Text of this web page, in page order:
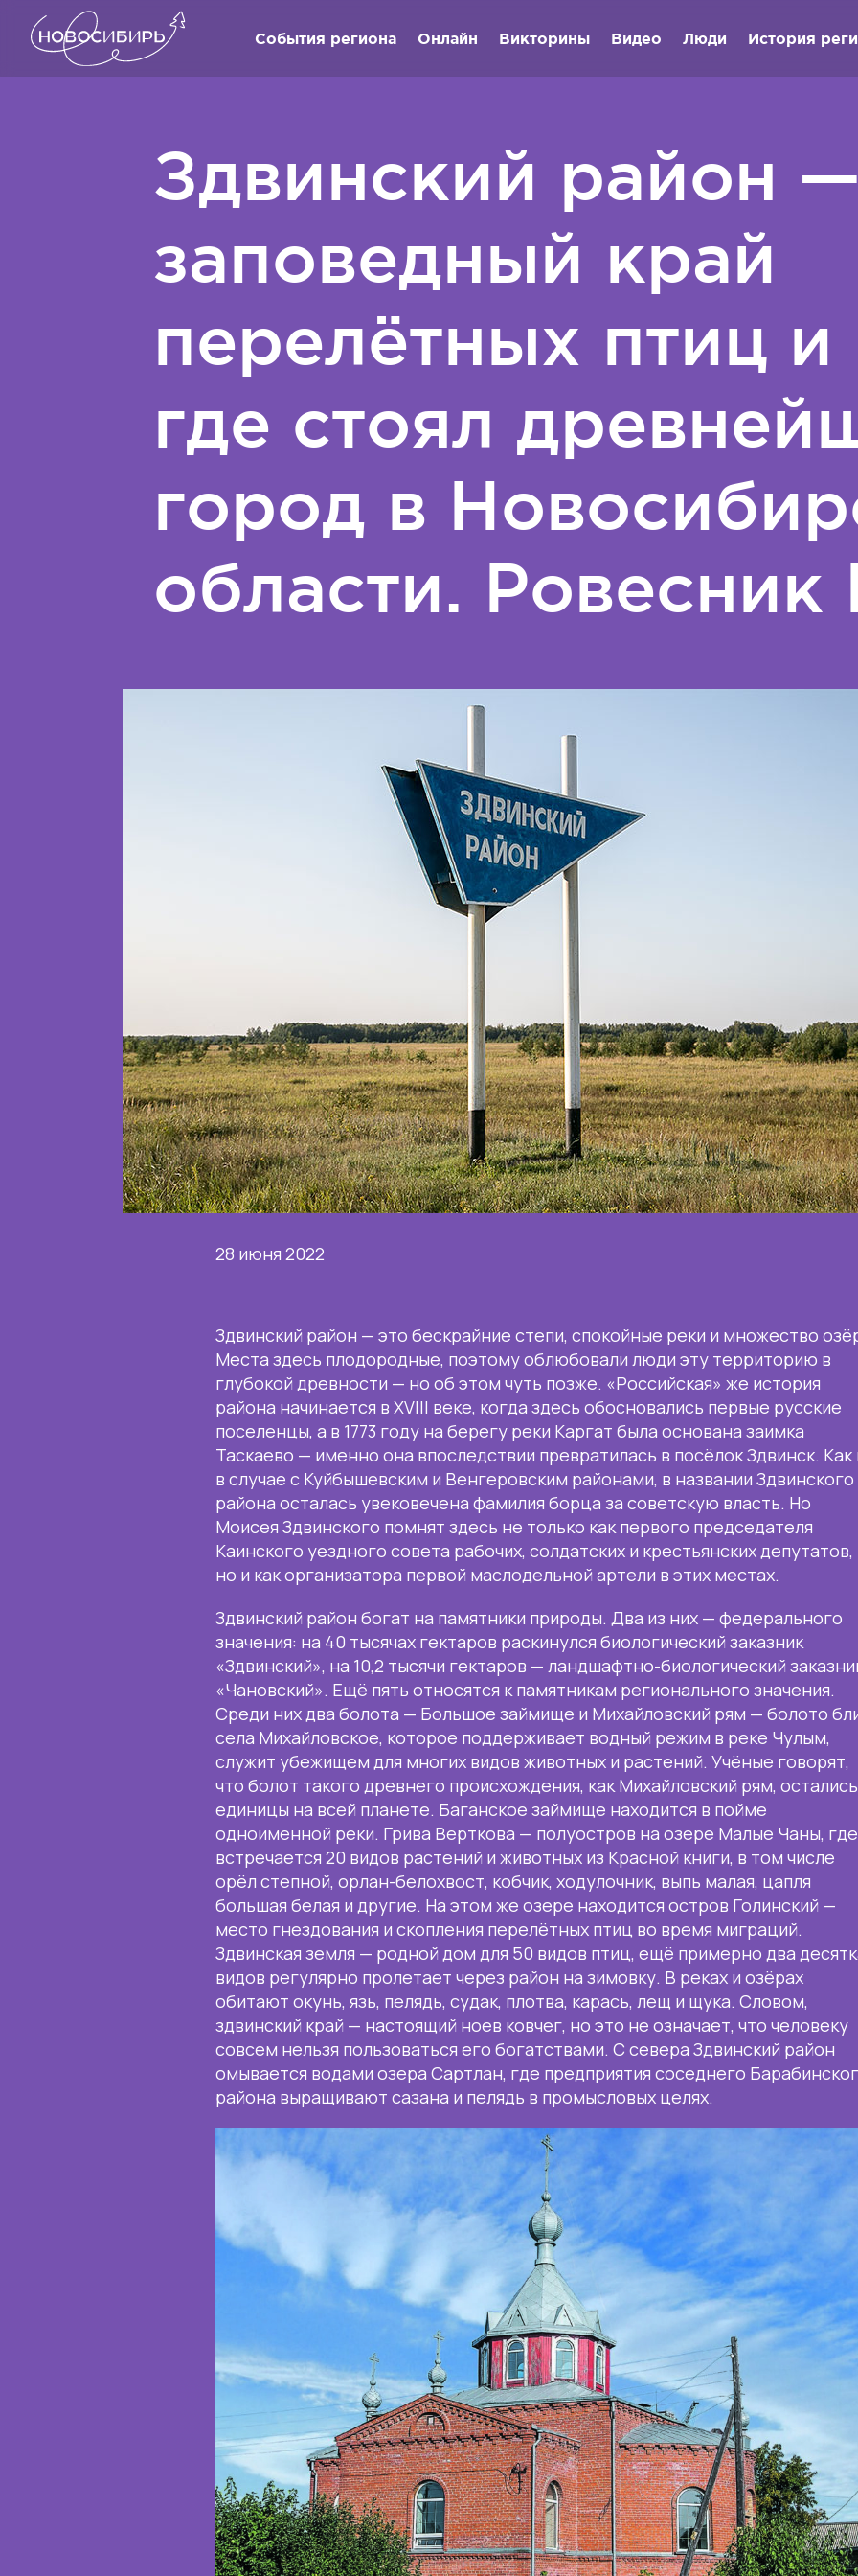
События региона Онлайн Викторины Видео Люди История
Здвинский район
заповедный край
перелётных птиц и
где стоял
город в
области. Ровесник
28 июня 2022
Здвинский район — это бескрайние степи, спокойные реки и множество
Места здесь плодородные, поэтому облюбовали люди эту территорию в
глубокой древности — но об этом чуть позже. «Российская» же история
района начинается в XVIII веке, когда здесь обосновались первые русские
поселенцы, а в 1773 году на берегу реки Каргат была основана заимка
Таскаево — именно она впоследствии превратилась в посёлок Здвинск. Как
в случае с Куйбышевским и Венгеровским районами, в названии Здвинского
района осталась увековечена фамилия борца за советскую власть. Но
Моисея Здвинского помнят здесь не только как первого председателя
Каинского уездного совета рабочих, солдатских и крестьянских депутатов,
но и как организатора первой маслодельной артели в этих местах.
Здвинский район богат на памятники природы. Два из них — федерального
значения: на 40 тысячах гектаров раскинулся биологический заказник
«Здвинский», на 10,2 тысячи гектаров — ландшафтно-биологический
«Чановский». Ещё пять относятся к памятникам регионального значения.
Среди них два болота — Большое займище и Михайловский рям — болото
села Михайловское, которое поддерживает водный режим в реке Чулым,
служит убежищем для многих видов животных и растений. Учёные говорят,
что болот такого древнего происхождения, как Михайловский рям, остались
единицы на всей планете. Баганское займище находится в пойме
одноименной реки. Грива Верткова — полуостров на озере Малые Чаны, где
встречается 20 видов растений и животных из Красной книги, в том числе
орёл степной, орлан-белохвост, кобчик, ходулочник, выпь малая, цапля
большая белая и другие. На этом же озере находится остров Голинский —
место гнездования и скопления перелётных птиц во время миграций.
Здвинская земля — родной дом для 50 видов птиц, ещё примерно два
видов регулярно пролетает через район на зимовку. В реках и озёрах
обитают окунь, язь, пелядь, судак, плотва, карась, лещ и щука. Словом,
здвинский край — настоящий ноев ковчег, но это не означает, что человеку
совсем нельзя пользоваться его богатствами. С севера Здвинский район
омывается водами озера Сартлан, где предприятия соседнего
района выращивают сазана и пелядь в промысловых целях.